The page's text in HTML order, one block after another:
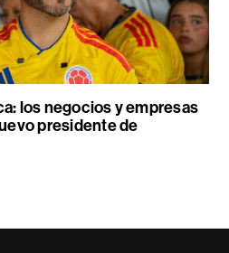
los negocios y empresas
presidente de